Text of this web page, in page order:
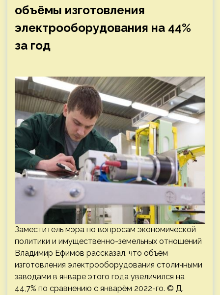
объёмы изготовления
электрооборудования на 44%
за год
Заместитель мэра по вопросам экономической
политики и имущественно-земельных отношений
Владимир Ефимов рассказал, что объём
изготовления электрооборудования столичными
заводами в январе этого года увеличился на
44,7% по сравнению с январём 2022-го. © Д.